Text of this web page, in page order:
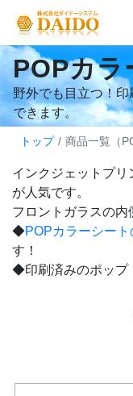
POPカラ
野外でも目立つ！
できます。
トップ 商品一覧（
インクジェットプリ
が人気です。
フロントガラスの内
◆POPカラーシー
す！
◆印刷済みのポップ